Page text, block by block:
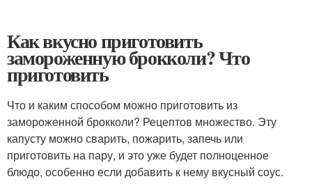
Как вкусно приготовить
замороженную брокколи? Что
приготовить
Что и каким способом можно приготовить из
замороженной брокколи? Рецептов множество. Эту
капусту можно сварить, пожарить, запечь или
приготовить на пару, и это уже будет полноценное
блюдо, особенно если добавить к нему вкусный соус.